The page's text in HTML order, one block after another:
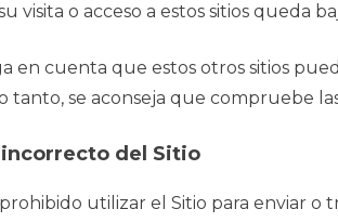
visita o acceso a estos sitios queda
en cuenta que estos otros sitios
tanto, se aconseja que compruebe
incorrecto del Sitio
utilizar el Sitio para enviar